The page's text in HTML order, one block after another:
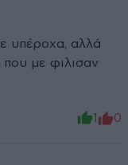
υπέροχα, αλλά
που με φιλισαν
1 0